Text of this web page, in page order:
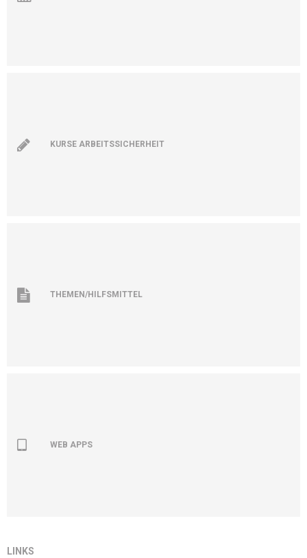
KURSE ARBEITSSICHERHEIT
THEMEN/HILFSMITTEL
WEB APPS
LINKS